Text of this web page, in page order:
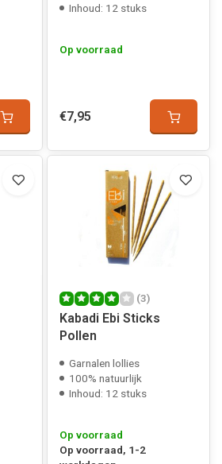
Inhoud: 12 stuks
Op voorraad
€7,95
(3)
Kabadi Ebi Sticks
Pollen
Garnalen lollies
100% natuurlijk
Inhoud: 12 stuks
Op voorraad
Op voorraad, 1-2